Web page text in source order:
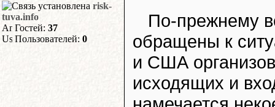
risk-
tuva.info
Гостей: 37
Пользователей: 0
По-прежнему
обращены к
и США
исходящих и